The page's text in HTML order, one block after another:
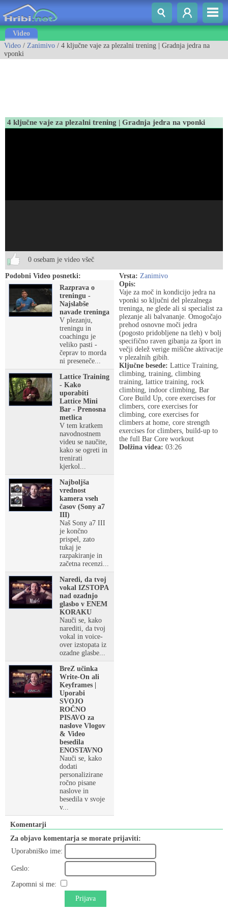
Video
Video / Zanimivo / 4 ključne vaje za plezalni trening | Gradnja jedra na
vponki
4 ključne vaje za plezalni trening | Gradnja jedra na vponki
0 osebam je video všeč
Podobni Video posnetki:
Razprava o
treningu -
Najslabše
navade treninga
V plezanju,
treningu in
coachingu je
veliko pasti -
čeprav to morda
ni preseneče...
Lattice Training
- Kako
uporabiti
Lattice Mini
Bar - Prenosna
metlica
V tem kratkem
navodnostnem
videu se naučite,
kako se ogreti in
trenirati
kjerkol...
Najboljša
vrednost
kamera vseh
časov (Sony a7
III)
Naš Sony a7 III
je končno
prispel, zato
tukaj je
razpakiranje in
začetna recenzi...
Naredi, da tvoj
vokal IZSTOPA
nad ozadnjo
glasbo v ENEM
KORAKU
Nauči se, kako
narediti, da tvoj
vokal in voice-
over izstopata iz
ozadne glasbe...
BreZ učinka
Write-On ali
Keyframes |
Uporabi
SVOJO
ROČNO
PISAVO za
naslove Vlogov
& Video
besedila
ENOSTAVNO
Nauči se, kako
dodati
personalizirane
ročno pisane
naslove in
besedila v svoje
v...
Vrsta: Zanimivo
Opis:
Vaje za moč in kondicijo jedra na
vponki so ključni del plezalnega
treninga, ne glede ali si specialist za
plezanje ali balvananje. Omogočajo
prehod osnovne moči jedra
(pogosto pridobljene na tleh) v bolj
specifično raven gibanja za šport in
večji delež verige mišične aktivacije
v plezalnih gibih.
Ključne besede: Lattice Training,
climbing, training, climbing
training, lattice training, rock
climbing, indoor climbing, Bar
Core Build Up, core exercises for
climbers, core exercises for
climbing, core exercises for
climbers at home, core strength
exercises for climbers, build-up to
the full Bar Core workout
Dolžina videa: 03:26
Komentarji
Za objavo komentarja se morate prijaviti:
Uporabniško ime:
Geslo:
Zapomni si me:
Prijava